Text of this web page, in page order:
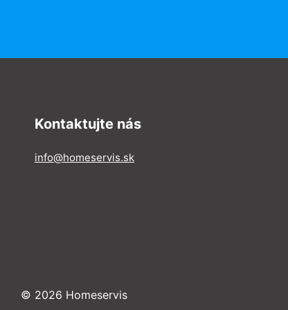
Kontaktujte nás
info@homeservis.sk
© 2026 Homeservis